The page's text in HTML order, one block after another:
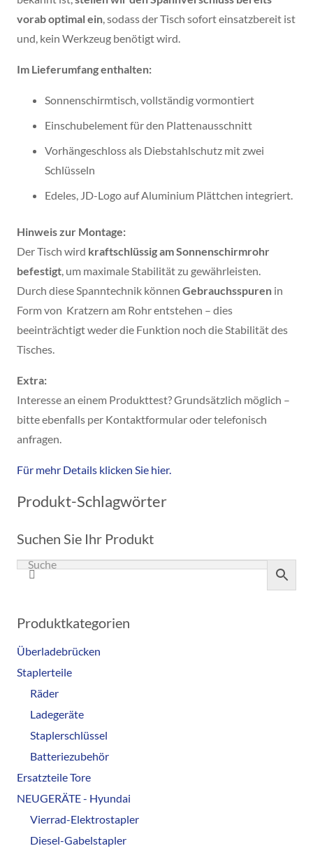
vorab optimal ein, sodass der Tisch sofort einsatzbereit ist
und, kein Werkzeug benötigt wird.
Im Lieferumfang enthalten:
Sonnenschirmtisch, vollständig vormontiert
Einschubelement für den Plattenausschnitt
Vorhängeschloss als Diebstahlschutz mit zwei
Schlüsseln
Edeles, JD-Logo auf Aluminium Plättchen integriert.
Hinweis zur Montage:
Der Tisch wird kraftschlüssig am Sonnenschirmrohr
befestigt, um maximale Stabilität zu gewährleisten.
Durch diese Spanntechnik können Gebrauchsspuren in
Form von Kratzern am Rohr entstehen – dies
beeinträchtigt weder die Funktion noch die Stabilität des
Tisches.
Extra:
Interesse an einem Produkttest? Grundsätzlich möglich –
bitte ebenfalls per Kontaktformular oder telefonisch
anfragen.
Für mehr Details klicken Sie hier.
Produkt-Schlagwörter
Suchen Sie Ihr Produkt
Produktkategorien
Überladebrücken
Staplerteile
Räder
Ladegeräte
Staplerschlüssel
Batteriezubehör
Ersatzteile Tore
NEUGERÄTE - Hyundai
Vierrad-Elektrostapler
Diesel-Gabelstapler